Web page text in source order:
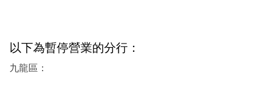
以下為暫停營業的分行：
九龍區：